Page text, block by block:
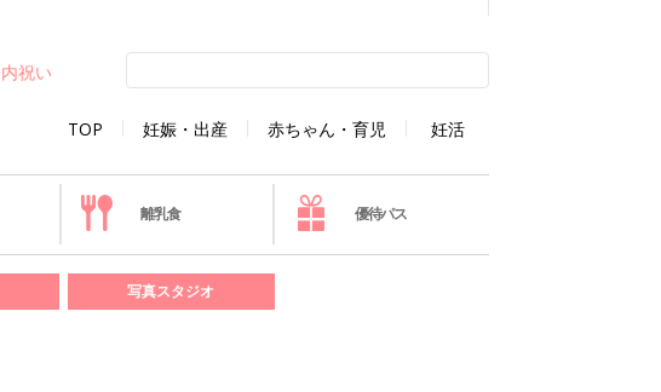
TOP 妊娠・出産 赤ちゃん・育児 妊活
内祝い
離乳食 優待パス
写真スタジオ